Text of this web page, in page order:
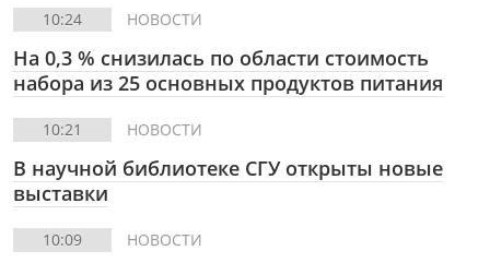
10:24 НОВОСТИ
На 0,3 % снизилась по области стоимость
набора из 25 основных продуктов питания
10:21 НОВОСТИ
В научной библиотеке СГУ открыты новые
выставки
10:09 НОВОСТИ